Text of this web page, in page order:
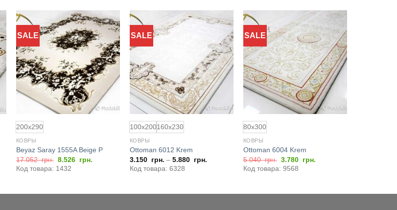
SALE
Добавить
в
избранное
200x290
КОВРЫ
Beyaz Saray 1555A Beige P
17.052грн. Первоначальная
цена
составляла
8.526 грн.
Код товара: 1432
SALE
Добавить
в
избранное
100x200160x230
КОВРЫ
Ottoman 6012 Krem
3.150 грн. – 5.880 грн.
Код товара: 6328
SALE
Добавить
в
избранное
80x300
КОВРЫ
Ottoman 6004 Krem
5.040грн. Первоначальная
цена
составляла
3.780 грн.
Код товара: 9568